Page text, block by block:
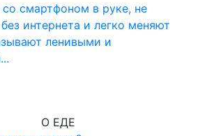
смартфоном в руке, не
интернета и легко меняют
ленивыми и
О ЕДЕ